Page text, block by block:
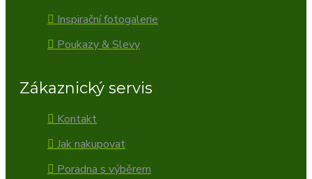
Inspirační fotogalerie
Poukazy & Slevy
Zákaznický servis
Kontakt
Jak nakupovat
Poradna s výběrem